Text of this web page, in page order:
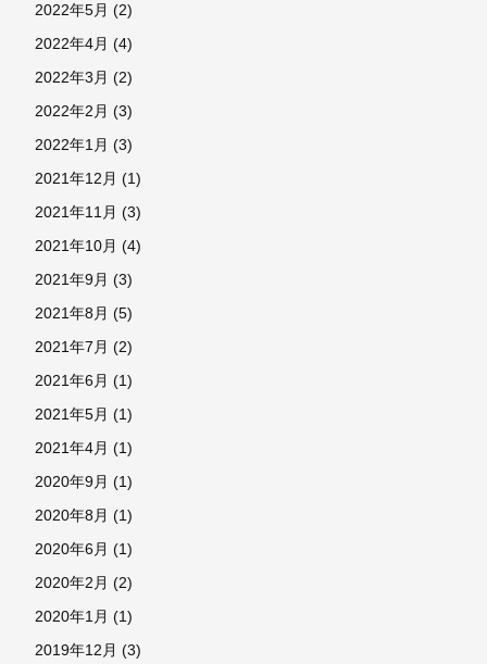
2022年5月 (2)
2022年4月 (4)
2022年3月 (2)
2022年2月 (3)
2022年1月 (3)
2021年12月 (1)
2021年11月 (3)
2021年10月 (4)
2021年9月 (3)
2021年8月 (5)
2021年7月 (2)
2021年6月 (1)
2021年5月 (1)
2021年4月 (1)
2020年9月 (1)
2020年8月 (1)
2020年6月 (1)
2020年2月 (2)
2020年1月 (1)
2019年12月 (3)